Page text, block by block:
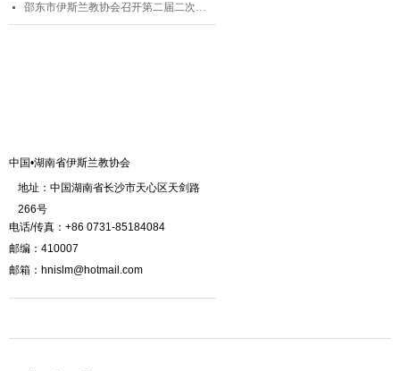
넷 邵东市伊斯兰教协会召开第二届二次理事会
地址：中国湖南省长沙市天心区天剑路
266号
中国•湖南省伊斯兰教协会
电话/传真：+86 0731-85184084
邮编：410007
邮箱：hnislm@hotmail.com